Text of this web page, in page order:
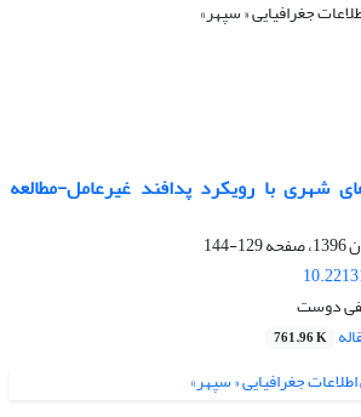
شهری با رویکرد پدافند غیرعامل-مطالعه
129-144
دوست
761.96 K